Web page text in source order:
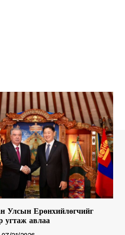
Улсын Ерөнхийлөгчийг
угтаж авлаа